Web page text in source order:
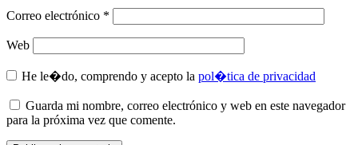
Correo electrónico *
Web
He le�do, comprendo y acepto la pol�tica de privacidad
Guarda mi nombre, correo electrónico y web en este navegador
para la próxima vez que comente.